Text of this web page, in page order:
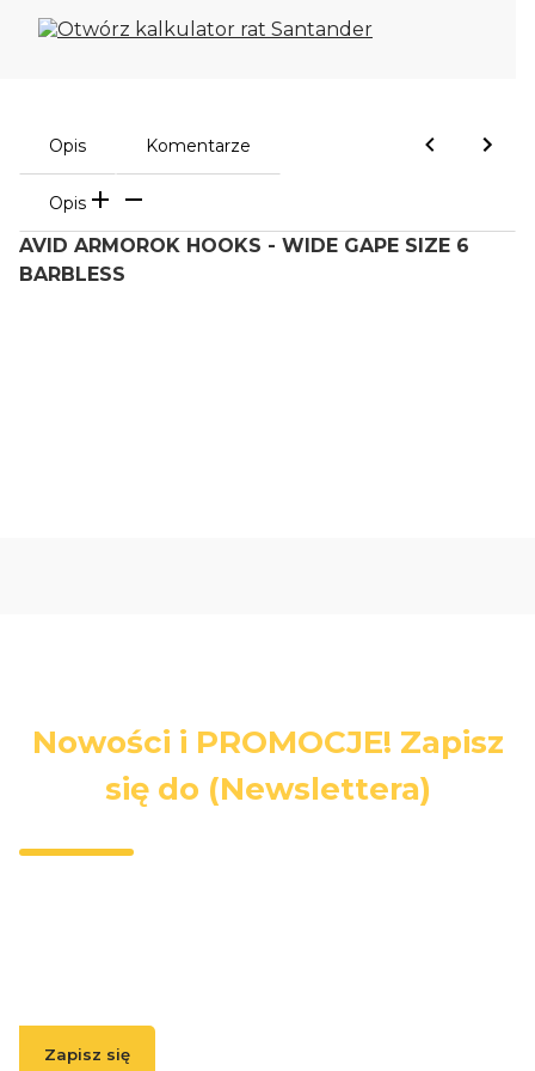
Opis Komentarze
Opis
AVID ARMOROK HOOKS - WIDE GAPE SIZE 6
BARBLESS
Nowości i PROMOCJE! Zapisz
się do (Newslettera)
Zapisz się